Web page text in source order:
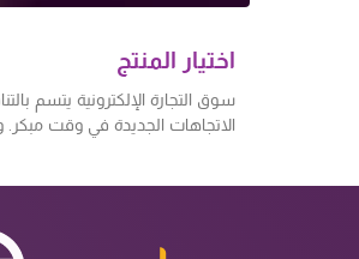
اختيار المنتج
سوق التجارة الإلكترونية يتسم
الاتجاهات الجديدة في وقت